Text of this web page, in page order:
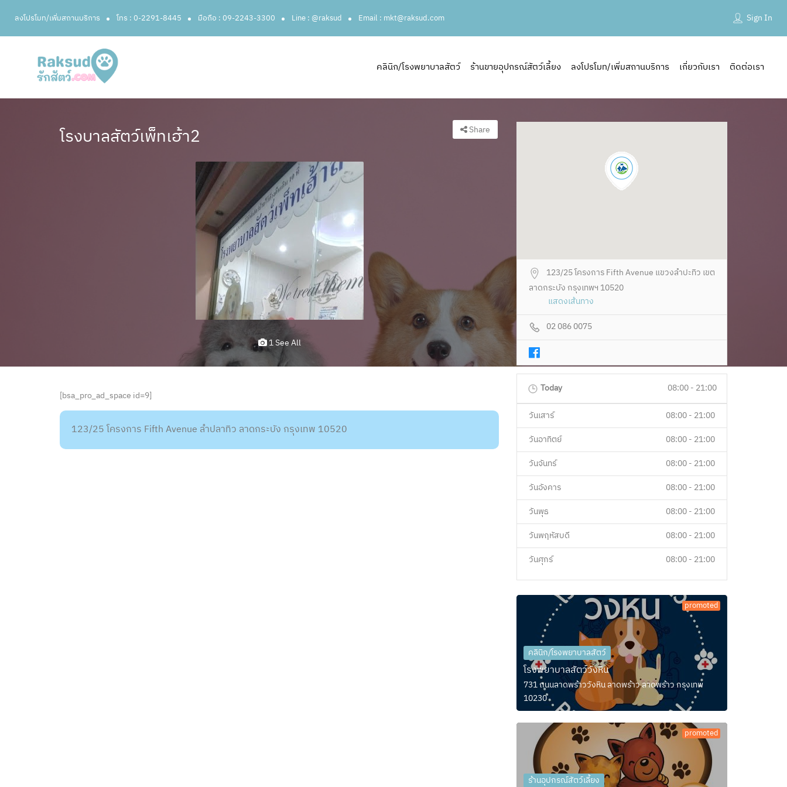
ลงโปรโมท/เพิ่มสถานบริการ โทร : 0-2291-8445 มือถือ : 09-2243-3300 Line : @raksud Email : mkt@raksud.com Sign In
คลินิก/โรงพยาบาลสัตว์ ร้านขายอุปกรณ์สัตว์เลี้ยง ลงโปรโมท/เพิ่มสถานบริการ เกี่ยวกับเรา ติดต่อเรา
โรงบาลสัตว์เพ็ทเฮ้า2 Share
1 See All
[bsa_pro_ad_space id=9]
123/25 โครงการ Fifth Avenue ลำปลาทิว ลาดกระบัง กรุงเทพ 10520
123/25 โครงการ Fifth Avenue แขวงลำปะทิว เขต
ลาดกระบัง กรุงเทพฯ 10520
แสดงเส้นทาง
02 086 0075
Today 08:00 - 21:00
วันเสาร์
08:00 - 21:00
วันอาทิตย์
08:00 - 21:00
วันจันทร์
08:00 - 21:00
วันอังคาร
08:00 - 21:00
วันพุธ
08:00 - 21:00
วันพฤหัสบดี
08:00 - 21:00
วันศุกร์
08:00 - 21:00
promoted
คลินิก/โรงพยาบาลสัตว์
โรงพยาบาลสัตว์วังหิน
731 ถนนลาดพร้าววังหิน ลาดพร้าว ลาดพร้าว กรุงเทพ
10230
promoted
ร้านอุปกรณ์สัตว์เลี้ยง